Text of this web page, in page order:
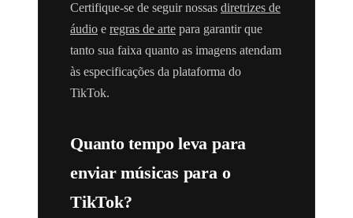
Certifique-se de seguir nossas diretrizes de
áudio e regras de arte para garantir que
tanto sua faixa quanto as imagens atendam
às especificações da plataforma do
TikTok.
Quanto tempo leva para
enviar músicas para o
TikTok?